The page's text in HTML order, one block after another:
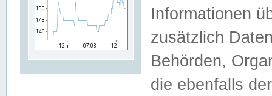
Informationen
zusätzlich
Behörden,
die ebenfalls